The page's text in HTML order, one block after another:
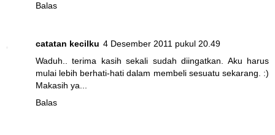
Balas
catatan kecilku 4 Desember 2011 pukul 20.49
Waduh.. terima kasih sekali sudah diingatkan. Aku harus
mulai lebih berhati-hati dalam membeli sesuatu sekarang. :)
Makasih ya...
Balas